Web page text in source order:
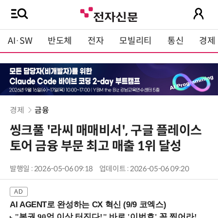
AI·SW 반도체 전자 모빌리티 통신 경제
경제 금융
씽크풀 '라씨 매매비서', 구글 플레이스
토어 금융 부문 최고 매출 1위 달성
발행일 : 2026-05-06 09:18 업데이트 : 2026-05-06 09:20
AI AGENT로 완성하는 CX 혁신 (9/9 코엑스)